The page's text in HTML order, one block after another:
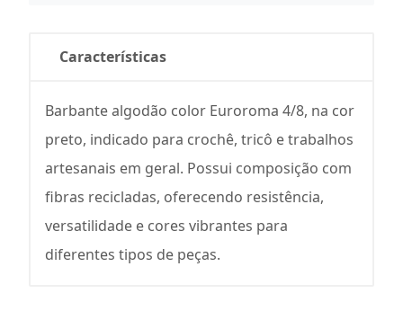
Características
Barbante algodão color Euroroma 4/8, na cor
preto, indicado para crochê, tricô e trabalhos
artesanais em geral. Possui composição com
fibras recicladas, oferecendo resistência,
versatilidade e cores vibrantes para
diferentes tipos de peças.